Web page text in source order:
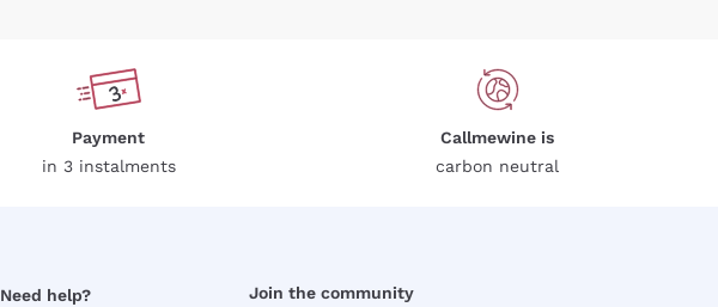
Payment
in 3 instalments
Callmewine is
carbon neutral
Need help? Join the community